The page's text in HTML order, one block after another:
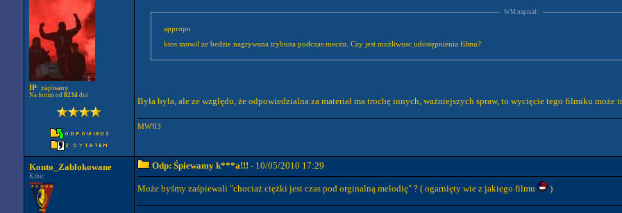
IP: zapisany
Na forum od 8234 dni
WM napisał:
appropo
ktos mowil ze bedzie nagrywana trybuna podczas meczu. Czy jest możliwosc udostępnienia filmu?
Była była, ale ze względu, że odpowiedzialna za materiał ma trochę innych, ważniejszych spraw, to wycięcie tego filmiku może
MW'03
Konto_Zablokowane
Kibic
Odp: Śpiewamy k***a!!! - 10/05/2010 17:29
Może byśmy zaśpiewali "chociaż ciężki jest czas pod orginalną melodię" ? ( ogarnięty wie z jakiego filmu )